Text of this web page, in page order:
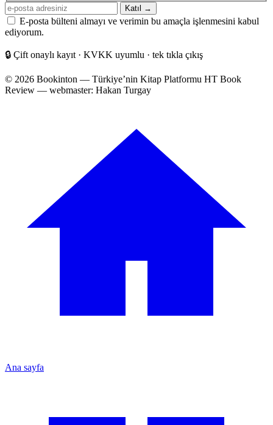
E-
posta
adresiniz
Katıl →
E-posta bülteni almayı ve verimin bu amaçla işlenmesini kabul
ediyorum.
🔒 Çift onaylı kayıt · KVKK uyumlu · tek tıkla çıkış
© 2026 Bookinton — Türkiye’nin Kitap Platformu HT Book
Review — webmaster: Hakan Turgay
Ana sayfa